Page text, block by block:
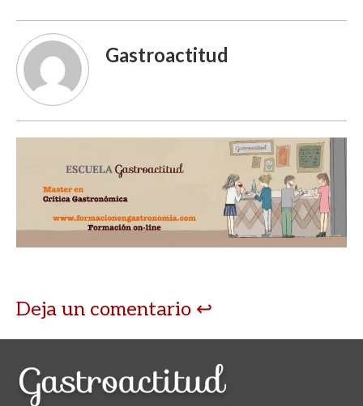
Gastroactitud
Deja un comentario